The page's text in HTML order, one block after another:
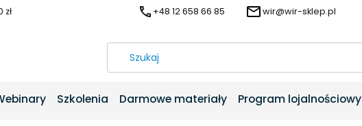
+48 12 658 66 85 wir@wir-sklep.pl
Szkolenia Darmowe materiały Program lojalnościowy